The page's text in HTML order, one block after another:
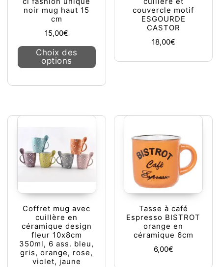
noir mug haut 15
cm
15,00€
Choix des
options
Ce produit a plusieurs variations.
couvercle motif
ESGOURDE
CASTOR
18,00€
Coffret mug avec
cuillère en
céramique design
fleur 10x8cm
350ml, 6 ass. bleu,
gris, orange, rose,
violet, jaune
Tasse à café
Espresso BISTROT
orange en
céramique 6cm
6,00€